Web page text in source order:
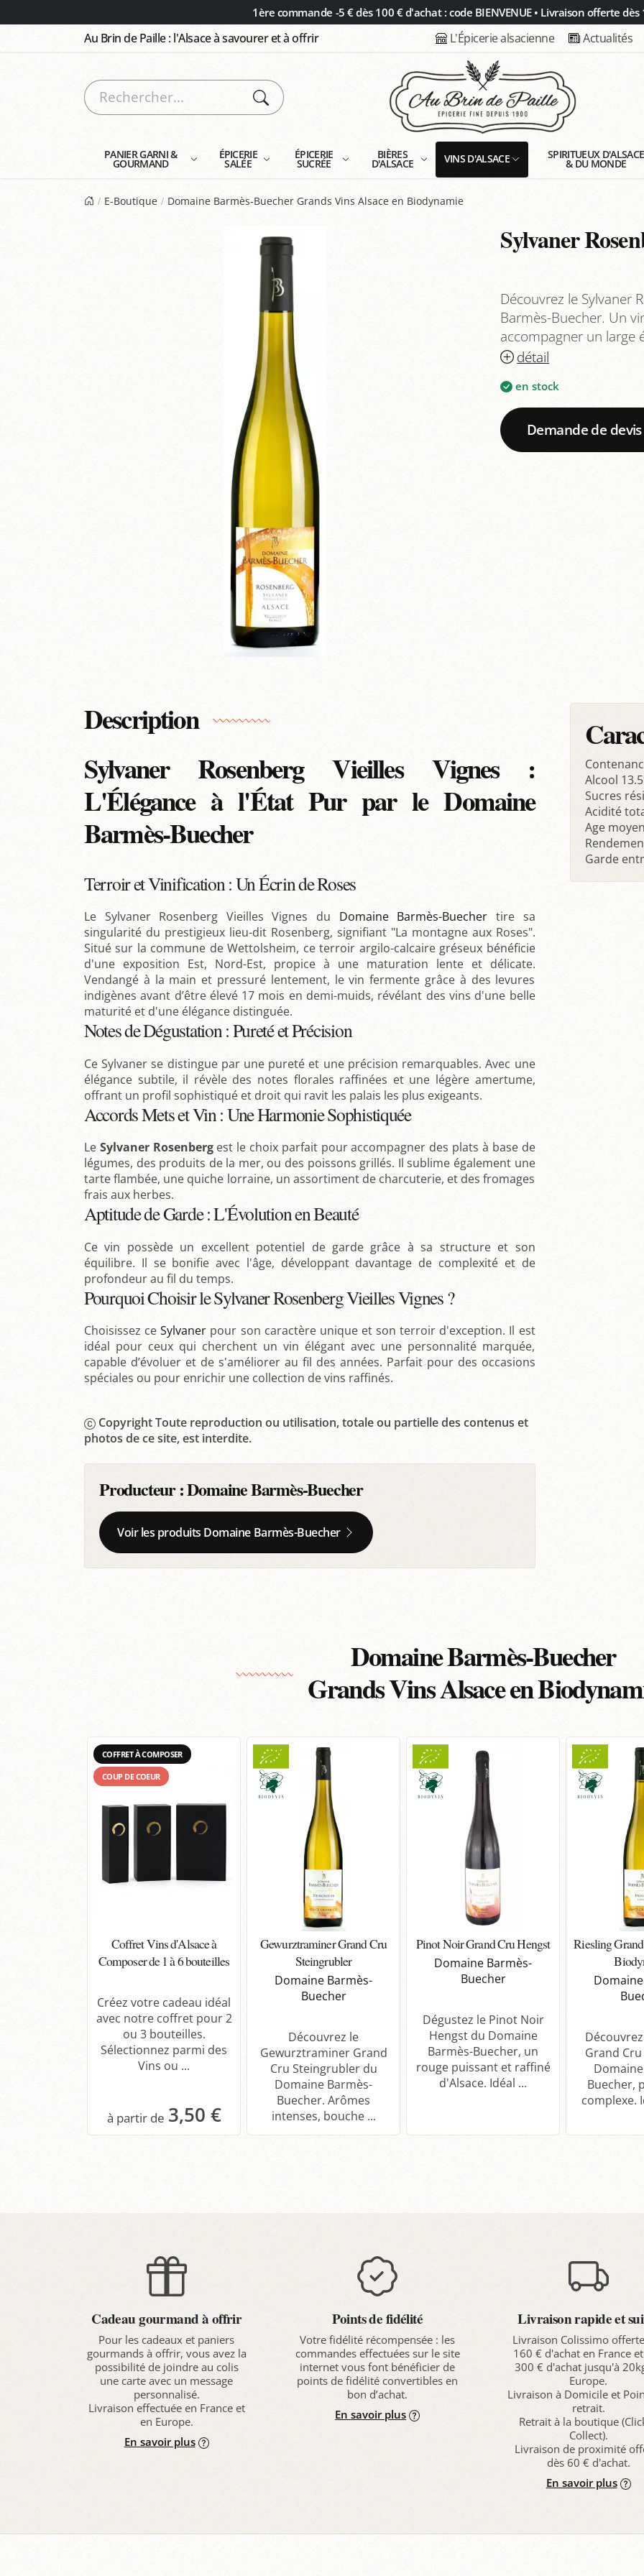
1ère commande -5 € dès 100 € d'achat : code BIENVENUE • Livraison offerte
Au Brin de Paille : l'Alsace à savourer et à offrir L'Épicerie alsacienne Actualités
PANIER GARNI &
GOURMAND
ÉPICERIE
SALÉE
ÉPICERIE
SUCRÉE
BIÈRES
D'ALSACE VINS D'ALSACE SPIRITUEUX D'ALSACE
& DU MONDE
E-Boutique Domaine Barmès-Buecher Grands Vins Alsace en Biodynamie
Sylvaner
Découvrez le Sylvaner
Barmès-Buecher. Un
accompagner un large
détail
en stock
Demande de devis
Description
Sylvaner Rosenberg Vieilles Vignes :
L'Élégance à l'État Pur par le Domaine
Barmès-Buecher
Terroir et Vinification : Un Écrin de Roses
Le Sylvaner Rosenberg Vieilles Vignes du Domaine Barmès-Buecher tire sa
singularité du prestigieux lieu-dit Rosenberg, signifiant "La montagne aux Roses".
Situé sur la commune de Wettolsheim, ce terroir argilo-calcaire gréseux bénéficie
d'une exposition Est, Nord-Est, propice à une maturation lente et délicate.
Vendangé à la main et pressuré lentement, le vin fermente grâce à des levures
indigènes avant d’être élevé 17 mois en demi-muids, révélant des vins d'une belle
maturité et d'une élégance distinguée.
Notes de Dégustation : Pureté et Précision
Ce Sylvaner se distingue par une pureté et une précision remarquables. Avec une
élégance subtile, il révèle des notes florales raffinées et une légère amertume,
offrant un profil sophistiqué et droit qui ravit les palais les plus exigeants.
Accords Mets et Vin : Une Harmonie Sophistiquée
Le Sylvaner Rosenbergest le choix parfait pour accompagner des plats à base de
légumes, des produits de la mer, ou des poissons grillés. Il sublime également une
tarte flambée, une quiche lorraine, un assortiment de charcuterie, et des fromages
frais aux herbes.
Aptitude de Garde : L'Évolution en Beauté
Ce vin possède un excellent potentiel de garde grâce à sa structure et son
équilibre. Il se bonifie avec l'âge, développant davantage de complexité et de
profondeur au fil du temps.
Pourquoi Choisir le Sylvaner Rosenberg Vieilles Vignes ?
Choisissez ceSylvaner pour son caractère unique et son terroir d'exception. Il est
idéal pour ceux qui cherchent un vin élégant avec une personnalité marquée,
capable d’évoluer et de s'améliorer au fil des années. Parfait pour des occasions
spéciales ou pour enrichir une collection de vins raffinés.
Copyright Toute reproduction ou utilisation, totale ou partielle des contenus et
photos de ce site, est interdite.
Producteur :Domaine Barmès-Buecher
Voir les produits Domaine Barmès-Buecher
Alcool
Sucres
Acidité
Age
Garde
Domaine Barmès-Buecher
Grands Vins Alsace en
COFFRET À COMPOSER
COUP DE COEUR
Coffret Vins d'Alsace à
Composer de 1 à 6 bouteilles
Créez votre cadeau idéal
avec notre coffret pour 2
ou 3 bouteilles.
Sélectionnez parmi des
Vins ou ...
3,50 €
Gewurztraminer Grand Cru
Steingrubler
Domaine Barmès-
Buecher
Découvrez le
Gewurztraminer Grand
Cru Steingrubler du
Domaine Barmès-
Buecher. Arômes
intenses, bouche ...
Pinot Noir Grand Cru Hengst
Domaine Barmès-
Buecher
Dégustez le Pinot Noir
Hengst du Domaine
Barmès-Buecher, un
rouge puissant et raffiné
d'Alsace. Idéal ...
Riesling
Grand
Buecher,
complexe.
Cadeau gourmand à offrir
Pour les cadeaux et paniers
gourmands à offrir, vous avez la
possibilité de joindre au colis
une carte avec un message
personnalisé.
Livraison effectuée en France et
en Europe.
En savoir plus
Points de fidélité
Votre fidélité récompensée : les
commandes effectuées sur le site
internet vous font bénéficier de
points de fidélité convertibles en
bon d’achat.
En savoir plus
Livraison rapide et
Livraison Colissimo
160 € d'achat en France
300 € d'achat jusqu'à
Europe.
Livraison à Domicile et
retrait.
Retrait à la boutique
Collect).
Livraison de proximité
dès 60 € d'achat.
En savoir plus